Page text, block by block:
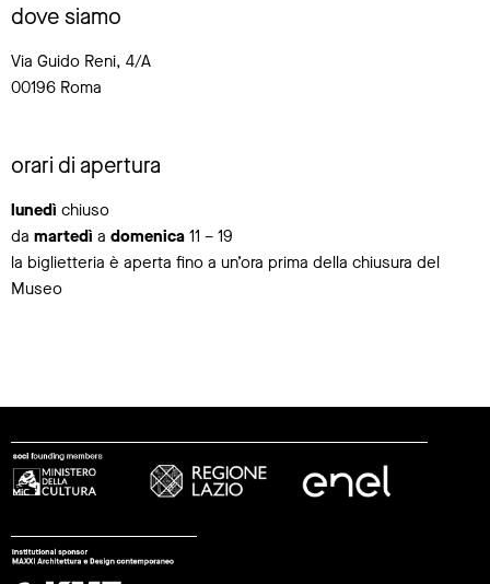
dove siamo
Via Guido Reni, 4/A
00196 Roma
orari di apertura
lunedì chiuso
da martedì a domenica 11 – 19
la biglietteria è aperta fino a un’ora prima della chiusura del
Museo